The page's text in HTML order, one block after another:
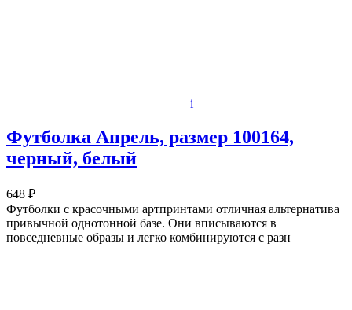
i
Футболка Апрель, размер 100164,
черный, белый
648 ₽
Футболки с красочными артпринтами отличная альтернатива
привычной однотонной базе. Они вписываются в
повседневные образы и легко комбинируются с разн